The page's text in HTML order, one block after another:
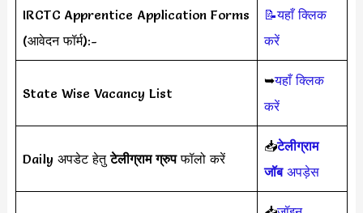
IRCTC Apprentice Application Forms
(आवेदन फॉर्म):-
📝यहाँ क्लिक
करें
State Wise Vacancy List
➥यहाँ क्लिक
करें
Daily अपडेट हेतुटेलीग्राम ग्रुपफॉलो करें
📥टेलीग्राम
जॉबअपड़ेस